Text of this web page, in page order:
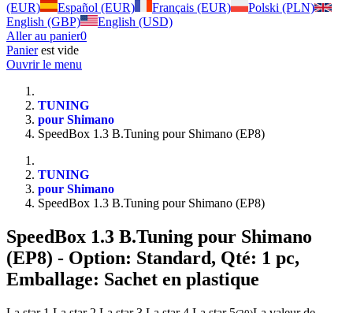
(EUR)
Español (EUR) Français (EUR)
Polski (PLN)
English (GBP)
English (USD)
Aller au panier0
Panierest vide
Ouvrir le menu
TUNING
pour Shimano
SpeedBox 1.3 B.Tuning pour Shimano (EP8)
TUNING
pour Shimano
SpeedBox 1.3 B.Tuning pour Shimano (EP8)
SpeedBox 1.3 B.Tuning pour Shimano
(EP8) - Option: Standard, Qté: 1 pc,
Emballage: Sachet en plastique